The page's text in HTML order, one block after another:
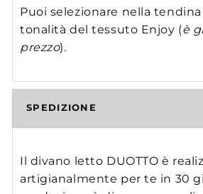
Puoi selezionare nella
tonalità del tessuto Enjoy (è
prezzo).
SPEDIZIONE
Il divano letto DUOTTO è
artigianalmente per te in 30